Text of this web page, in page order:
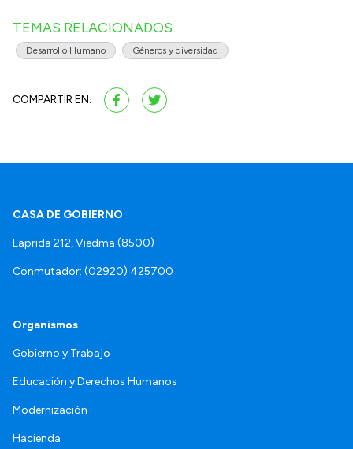
TEMAS RELACIONADOS
Desarrollo Humano Géneros y diversidad
COMPARTIR EN:
CASA DE GOBIERNO
Laprida 212, Viedma (8500)
Conmutador: (02920) 425700
Organismos
Gobierno y Trabajo
Educación y Derechos Humanos
Modernización
Hacienda